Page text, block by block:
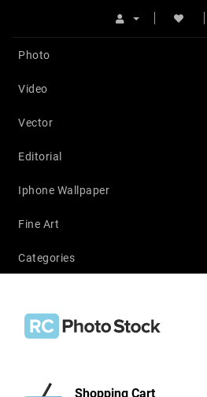
Photo
Video
Vector
Editorial
Iphone Wallpaper
Fine Art
Categories
Shopping Cart